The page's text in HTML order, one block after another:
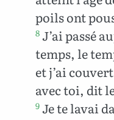
poils ont
8 J’ai passé
temps, le
et j’ai
avec toi, dit
9 Je te lavai